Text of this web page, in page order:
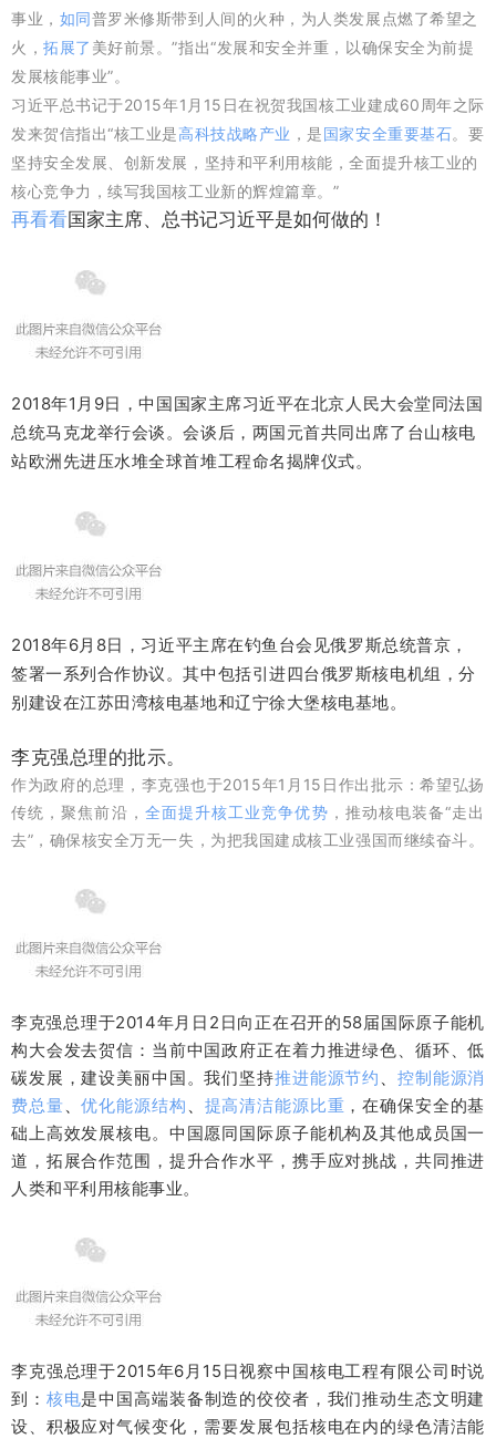
事业， 如同普罗米修斯带到人间的火种，为人类发展点燃了希望之
火，拓展了 美好前景。”指出“发展和安全并重，以确保安全为前提
发展核能事业”。
习近平总书记于2015年1月15日在祝贺我国核工业建成60周年之际
发来贺信指出“核工业是高科技战略产业 ，是国家安全重要基石。要
坚持安全发展、创新发展，坚持和平利用核能，全面提升核工业的
核心竞争力，续写我国核工业新的辉煌篇章。”
再看看国家主席、总书记习近平是如何做的！
2018年1月9日，中国国家主席习近平在北京人民大会堂同法国
总统马克龙举行会谈。会谈后，两国元首共同出席了台山核电
站欧洲先进压水堆全球首堆工程命名揭牌仪式。
2018年6月8日，习近平主席在钓鱼台会见俄罗斯总统普京，
签署一系列合作协议。其中包括引进四台俄罗斯核电机组，分
别建设在江苏田湾核电基地和辽宁徐大堡核电基地。
李克强总理的批示。
作为政府的总理，李克强也于2015年1月15日作出批示：希望弘扬
传统，聚焦前沿， 全面提升核工业竞争优势 ，推动核电装备“走出
去”，确保核安全万无一失，为把我国建成核工业强国而继续奋斗。
李克强总理于2014年月日2日向正在召开的58届国际原子能机
构大会发去贺信：当前中国政府正在着力推进绿色、循环、低
碳发展，建设美丽中国。我们坚持推进能源节约 、控制能源消
费总量、优化能源结构 、 提高清洁能源比重 ，在确保安全的基
础上高效发展核电。中国愿同国际原子能机构及其他成员国一
道，拓展合作范围，提升合作水平，携手应对挑战，共同推进
人类和平利用核能事业。
李克强总理于2015年6月15日视察中国核电工程有限公司时说
到： 核电是中国高端装备制造的佼佼者，我们推动生态文明建
设、积极应对气候变化，需要发展包括核电在内的绿色清洁能